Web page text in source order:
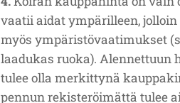
vaatii aidat ympärilleen,
myös ympäristövaatimukset
laadukas ruoka). Alennettuun
tulee olla merkittynä
pennun rekisteröimättä tulee